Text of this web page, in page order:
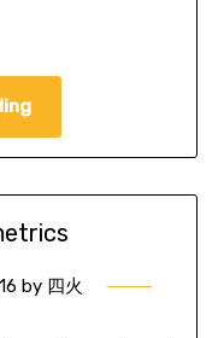
by 四火